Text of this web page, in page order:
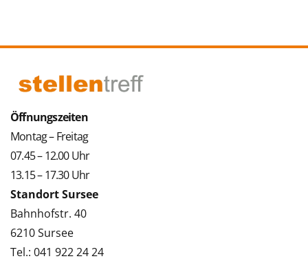
Öffnungszeiten
Montag – Freitag
07.45 – 12.00 Uhr
13.15 – 17.30 Uhr
Standort Sursee
Bahnhofstr. 40
6210 Sursee
Tel.: 041 922 24 24